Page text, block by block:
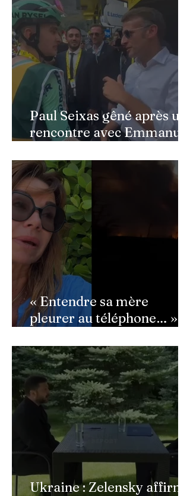
son père au Québec
Paul Seixas gêné après une
rencontre avec Emmanuel
semé la panique dans son
équipe
« Entendre sa mère
pleurer au téléphone… » :
bouleversée par les
incendies du Cap-Ferret,
son témoignage poignant
Ukraine : Zelensky affirme